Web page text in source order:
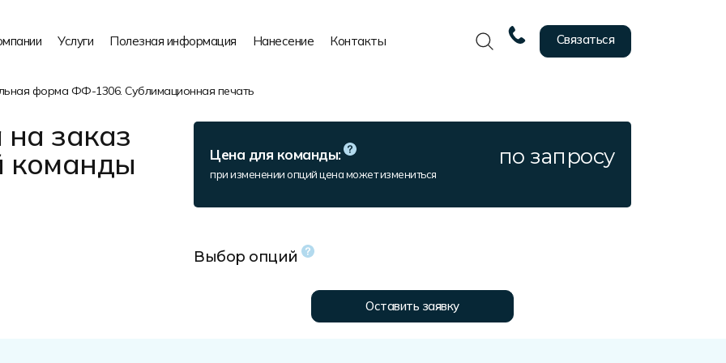
Услуги Полезная информация Нанесение Контакты Связаться
форма ФФ-1306. Сублимационная печать
заказ
команды Цена для команды:
при изменении опций цена может измениться
по запросу
Выбор опций
Оставить заявку